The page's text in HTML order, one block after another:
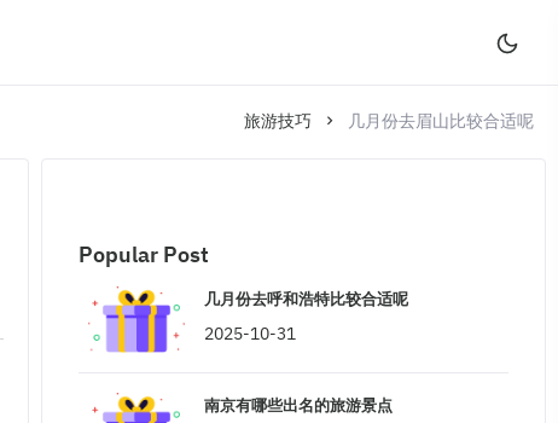
旅游技巧 几月份去眉山比较合适呢
Popular Post
几月份去呼和浩特比较合适呢
2025-10-31
南京有哪些出名的旅游景点